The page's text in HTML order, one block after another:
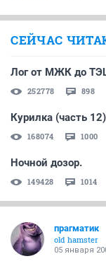
СЕЙЧАС
Лог от МЖК до
252778 898
Курилка (часть 12)
168074 1000
Ночной дозор.
149428 1014
прагматик
old hamster
05 января